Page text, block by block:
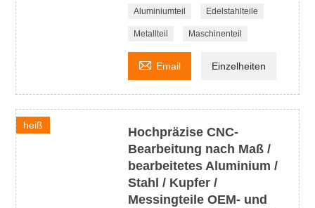
Aluminiumteil Edelstahlteile
Metallteil Maschinenteil
 Email Einzelheiten
heiß
Hochpräzise CNC-
Bearbeitung nach Maß /
bearbeitetes Aluminium /
Stahl / Kupfer /
Messingteile OEM- und